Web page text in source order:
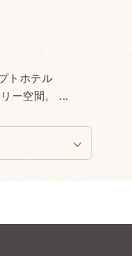
トホテル
ー空間。 ...